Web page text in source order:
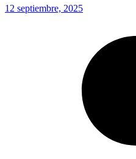
12 septiembre, 2025